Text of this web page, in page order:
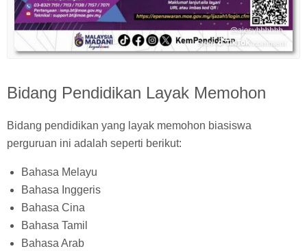
Bidang Pendidikan Layak Memohon
Bidang pendidikan yang layak memohon biasiswa
perguruan ini adalah seperti berikut:
Bahasa Melayu
Bahasa Inggeris
Bahasa Cina
Bahasa Tamil
Bahasa Arab